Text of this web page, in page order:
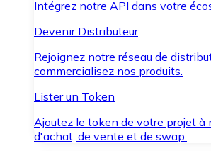
Intégrez notre API dans votre
Devenir Distributeur
Rejoignez notre réseau de
commercialisez nos produits.
Lister un Token
Ajoutez le token de votre projet à
d'achat, de vente et de swap.